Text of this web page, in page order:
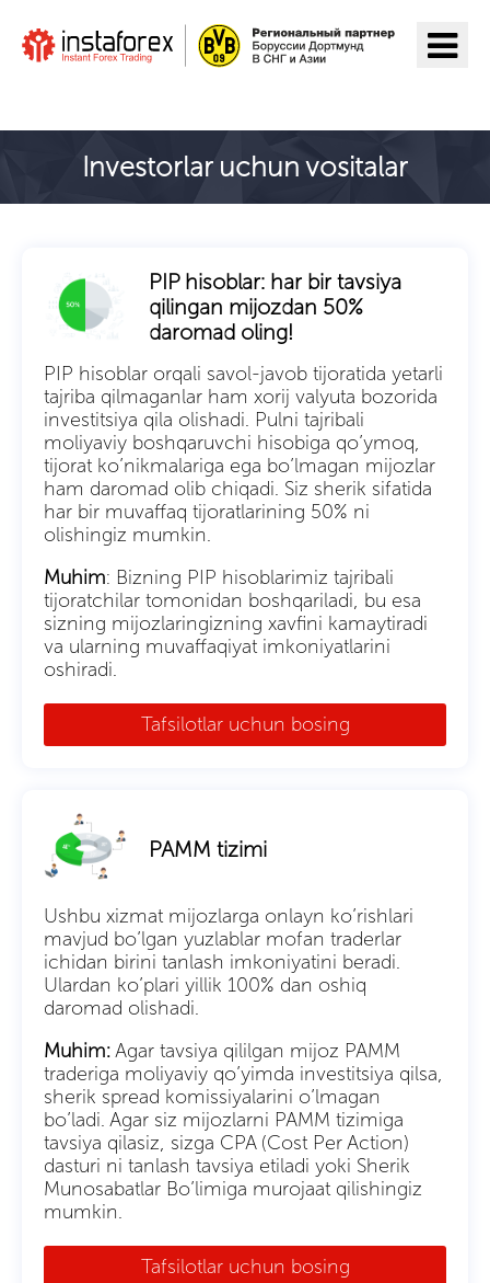
Investorlar uchun vositalar
PIP hisoblar: har bir tavsiya
qilingan mijozdan 50%
daromad oling!
PIP hisoblar orqali savol-javob tijoratida yetarli
tajriba qilmaganlar ham xorij valyuta bozorida
investitsiya qila olishadi. Pulni tajribali
moliyaviy boshqaruvchi hisobiga qo’ymoq,
tijorat ko’nikmalariga ega bo’lmagan mijozlar
ham daromad olib chiqadi. Siz sherik sifatida
har bir muvaffaq tijoratlarining 50% ni
olishingiz mumkin.
Muhim: Bizning PIP hisoblarimiz tajribali
tijoratchilar tomonidan boshqariladi, bu esa
sizning mijozlaringizning xavfini kamaytiradi
va ularning muvaffaqiyat imkoniyatlarini
oshiradi.
Tafsilotlar uchun bosing
PAMM tizimi
Ushbu xizmat mijozlarga onlayn ko’rishlari
mavjud bo’lgan yuzlablar mofan traderlar
ichidan birini tanlash imkoniyatini beradi.
Ulardan ko’plari yillik 100% dan oshiq
daromad olishadi.
Muhim:Agar tavsiya qililgan mijoz PAMM
traderiga moliyaviy qo’yimda investitsiya qilsa,
sherik spread komissiyalarini o’lmagan
bo’ladi. Agar siz mijozlarni PAMM tizimiga
tavsiya qilasiz, sizga CPA (Cost Per Action)
dasturi ni tanlash tavsiya etiladi yoki Sherik
Munosabatlar Bo’limiga murojaat qilishingiz
mumkin.
Tafsilotlar uchun bosing